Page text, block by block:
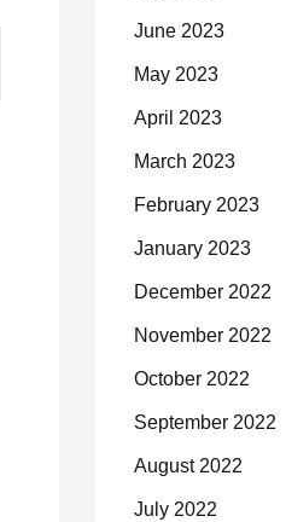
June 2023
May 2023
April 2023
March 2023
February 2023
January 2023
December 2022
November 2022
October 2022
September 2022
August 2022
July 2022